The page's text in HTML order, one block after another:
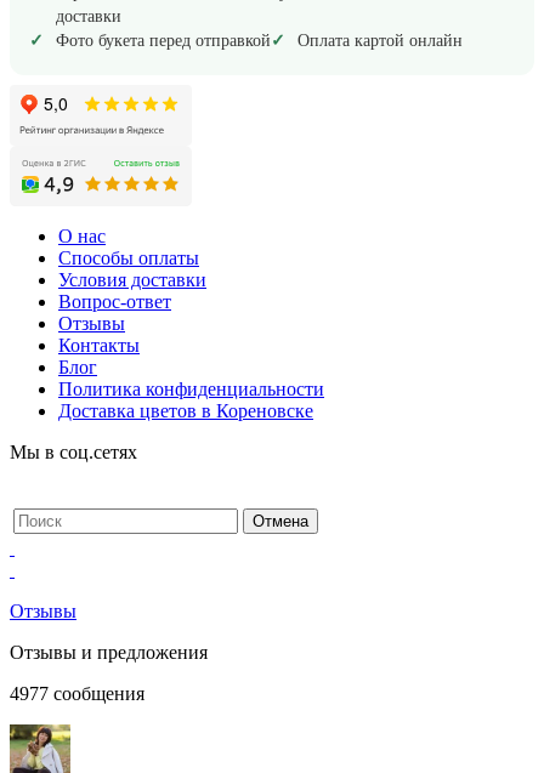
доставки
Фото букета перед отправкой
Оплата картой онлайн
О нас
Способы оплаты
Условия доставки
Вопрос-ответ
Отзывы
Контакты
Блог
Политика конфиденциальности
Доставка цветов в Кореновске
Мы в соц.сетях
Отзывы
Отзывы и предложения
4977 сообщения